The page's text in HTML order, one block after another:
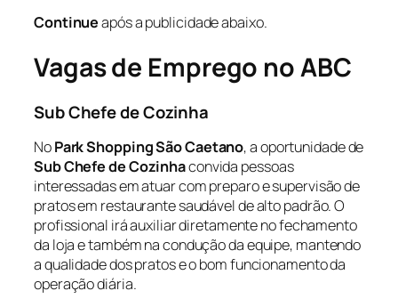
Continueapós a publicidade abaixo.
Vagas de Emprego no ABC
Sub Chefe de Cozinha
NoPark Shopping São Caetano, a oportunidade de
Sub Chefe de Cozinhaconvida pessoas
interessadas em atuar com preparo e supervisão de
pratos em restaurante saudável de alto padrão. O
profissional irá auxiliar diretamente no fechamento
da loja e também na condução da equipe, mantendo
a qualidade dos pratos e o bom funcionamento da
operação diária.